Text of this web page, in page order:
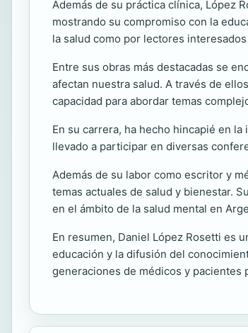
Además de su práctica clínica, López
mostrando su compromiso con la
la salud como por lectores
Entre sus obras más destacadas se
afectan nuestra salud. A través de
capacidad para abordar temas
En su carrera, ha hecho hincapié en
llevado a participar en diversas
Además de su labor como escritor y
temas actuales de salud y bienestar.
en el ámbito de la salud mental en
En resumen, Daniel López Rosetti es
educación y la difusión del
generaciones de médicos y pacientes